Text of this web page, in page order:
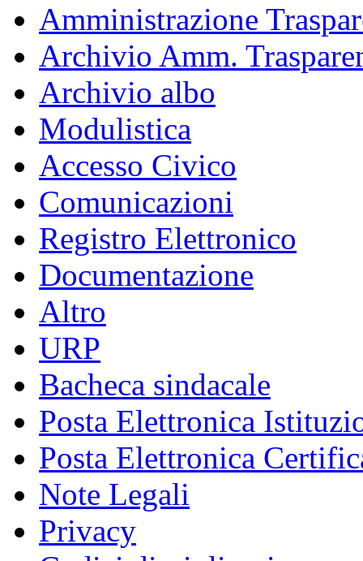
Amministrazione
Archivio Amm.
Archivio albo
Modulistica
Accesso Civico
Comunicazioni
Registro Elettronico
Documentazione
Altro
URP
Bacheca sindacale
Posta Elettronica
Posta Elettronica
Note Legali
Privacy